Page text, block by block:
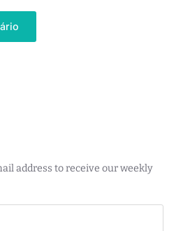
address to receive our weekly